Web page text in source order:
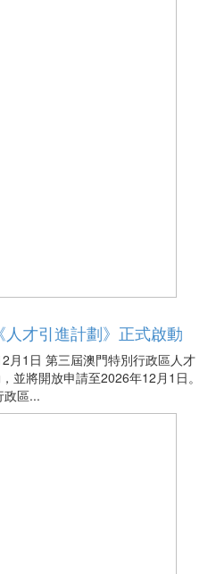
才引進計劃》正式啟動
月1日 第三屆澳門特別行政區人才
並將開放申請至2026年12月1日。
政區...